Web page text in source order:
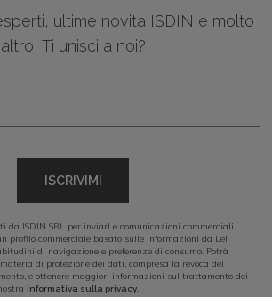
ultime novita ISDIN e molto
altro! Ti unisci a noi?
ISCRIVIMI
da ISDIN SRL per inviarLe comunicazioni commerciali
profilo commerciale basato sulle informazioni da Lei
di navigazione e preferenze di consumo. Potrà
di protezione dei dati, compresa la revoca del
e ottenere maggiori informazioni sul trattamento dei
Informativa sulla privacy.